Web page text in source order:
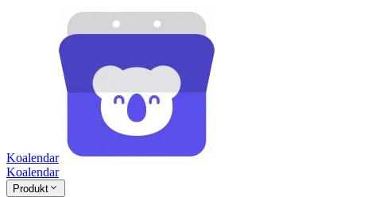
Koalendar
Koalendar
Produkt